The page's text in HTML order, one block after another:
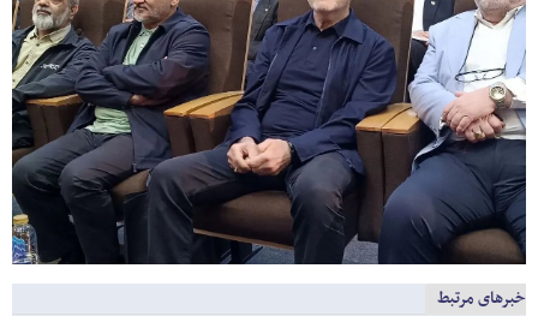
خبرهای مرتبط